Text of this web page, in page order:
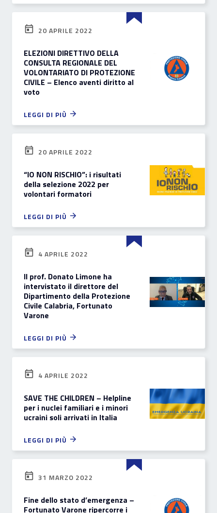
20 APRILE 2022
ELEZIONI DIRETTIVO DELLA
CONSULTA REGIONALE DEL
VOLONTARIATO DI PROTEZIONE
CIVILE – Elenco aventi diritto al
voto
LEGGI DI PIÙ
20 APRILE 2022
“IO NON RISCHIO”: i risultati
della selezione 2022 per
volontari formatori
LEGGI DI PIÙ
4 APRILE 2022
Il prof. Donato Limone ha
intervistato il direttore del
Dipartimento della Protezione
Civile Calabria, Fortunato
Varone
LEGGI DI PIÙ
4 APRILE 2022
SAVE THE CHILDREN – Helpline
per i nuclei familiari e i minori
ucraini soli arrivati in Italia
LEGGI DI PIÙ
31 MARZO 2022
Fine dello stato d’emergenza –
Fortunato Varone ripercorre i